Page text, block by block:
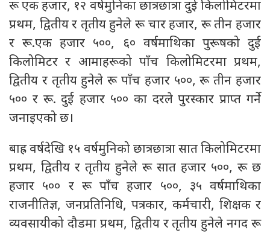
रू एक हजार, १२ वर्षमुनिका छात्रछात्रा दुई किलोमिटरमा
प्रथम, द्वितीय र तृतीय हुनेले रू चार हजार, रू तीन हजार
र रू.एक हजार ५००, ६० वर्षमाथिका पुरूषको दुई
किलोमिटर र आमाहरूको पाँच किलोमिटरमा प्रथम,
द्वितीय र तृतीय हुनेले रू पाँच हजार ५००, रू तीन हजार
५०० र रू. दुई हजार ५०० का दरले पुरस्कार प्राप्त गर्ने
जनाइएको छ।
बाह्र वर्षदेखि १५ वर्षमुनिको छात्रछात्रा सात किलोमिटरमा
प्रथम, द्वितीय र तृतीय हुनेले रू सात हजार ५००, रू छ
हजार ५०० र रू पाँच हजार ५००, ३५ वर्षमाथिका
राजनीतिज्ञ, जनप्रतिनिधि, पत्रकार, कर्मचारी, शिक्षक र
व्यवसायीको दौडमा प्रथम, द्वितीय र तृतीय हुनेले नगद रू